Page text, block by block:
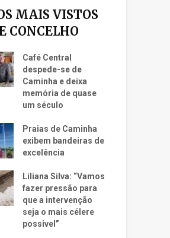
MAIS VISTOS
CONCELHO
Café Central
despede-se de
Caminha e deixa
memória de quase
um século
Praias de Caminha
exibem bandeiras de
excelência
Liliana Silva: “Vamos
fazer pressão para
que a intervenção
seja o mais célere
possivel”